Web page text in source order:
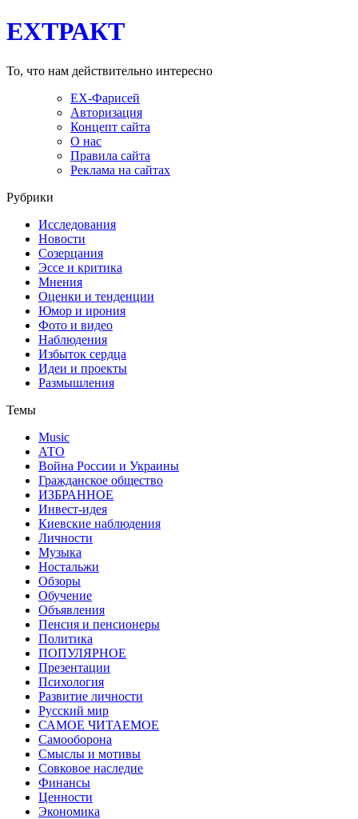
EXТРАКТ
То, что нам действительно интересно
EX-Фарисей
Авторизация
Концепт сайта
О нас
Правила сайта
Реклама на сайтах
Рубрики
Исследования
Новости
Созерцания
Эссе и критика
Мнения
Оценки и тенденции
Юмор и ирония
Фото и видео
Наблюдения
Избыток сердца
Идеи и проекты
Размышления
Темы
Music
АТО
Война России и Украины
Гражданское общество
ИЗБРАННОЕ
Инвест-идея
Киевские наблюдения
Личности
Музыка
Ностальжи
Обзоры
Обучение
Объявления
Пенсия и пенсионеры
Политика
ПОПУЛЯРНОЕ
Презентации
Психология
Развитие личности
Русский мир
САМОЕ ЧИТАЕМОЕ
Самооборона
Смыслы и мотивы
Совковое наследие
Финансы
Ценности
Экономика